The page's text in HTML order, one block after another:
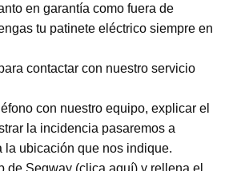
en garantía como fuera de
tu patinete eléctrico siempre en
contactar con nuestro servicio
con nuestro equipo, explicar el
la incidencia pasaremos a
la ubicación que nos indique.
de Segway (clica aquí) y rellena el